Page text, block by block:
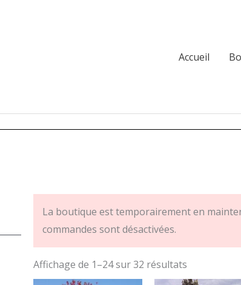
Accueil
La boutique est temporairement en
commandes sont désactivées.
Affichage de 1–24 sur 32 résultats